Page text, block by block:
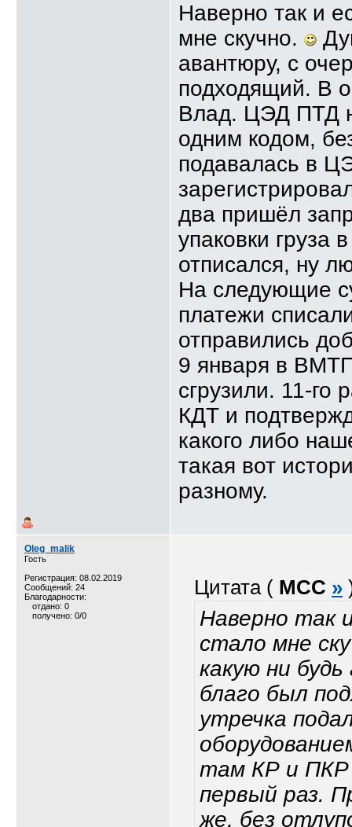
Наверно так и
мне скучно.
авантюру, с
подходящий. В
Влад. ЦЭД ПТД
одним кодом,
подавалась в
два пришёл
упаковки груза
отписался, ну
На следующие
платежи
отправились
9 января в
сгрузили. 11-го
КДТ и
какого либо
такая вот
разному.
Oleg_malik
Гость
Регистрация: 08.02.2019
Сообщений: 24
Благодарности:
отдано: 0
получено: 0/0
Цитата ( MCC »
Наверно так
стало мне
какую ни
благо был
утречка
там КР и ПКР
первый раз.
же, без